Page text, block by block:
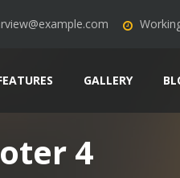
GALLERY
4